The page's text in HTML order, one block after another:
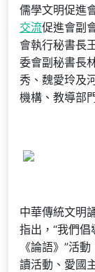
儒學文明促進
交流促進會副
會執行秘書長
委會副秘書長
秀、魏愛玲及
機構、教導部
中華傳統文明
指出，“我們
《論語》”活
讀活動、愛國